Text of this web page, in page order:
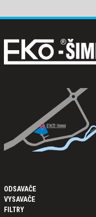
ODSAVAČE
VYSAVAČE
FILTRY